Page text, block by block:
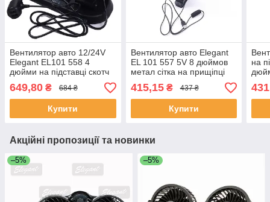
Вентилятор авто 12/24V
Elegant EL101 558 4
дюйми на підставці скотч
649,80 ₴ 684 ₴
Купити
Вентилятор авто Elegant
EL 101 557 5V 8 дюймов
метал сітка на прищіпці
415,15₴ 437 ₴
Купити
на
Акційні пропозиції та новинки
–5% –5%